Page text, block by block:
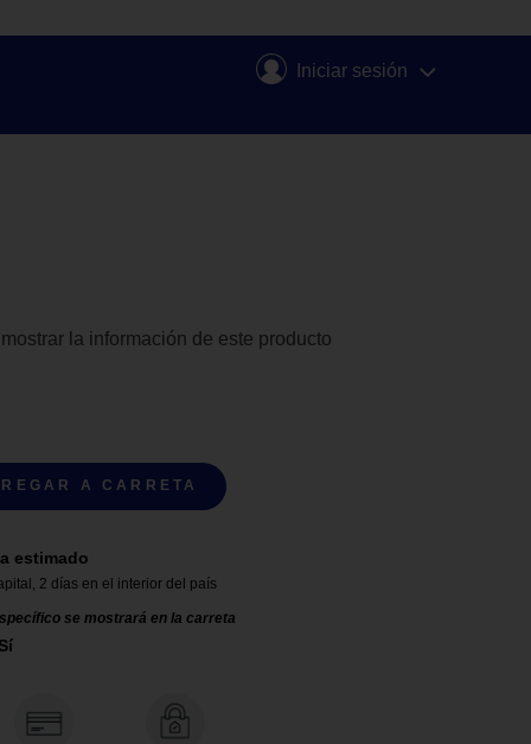
Iniciar sesión
la información de este producto
A CARRETA
estimado
, 2 días en el interior del país
se mostrará en la carreta